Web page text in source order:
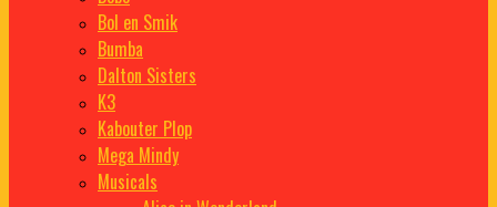
Bol en Smik
Bumba
Dalton Sisters
K3
Kabouter Plop
Mega Mindy
Musicals